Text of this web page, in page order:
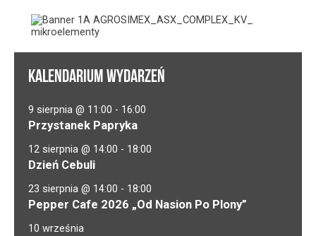
KALENDARIUM WYDARZEŃ
9 sierpnia @ 11:00 - 16:00
Przystanek Papryka
12 sierpnia @ 14:00 - 18:00
Dzień Cebuli
23 sierpnia @ 14:00 - 18:00
Pepper Cafe 2026 „Od Nasion Po Plony”
10 września